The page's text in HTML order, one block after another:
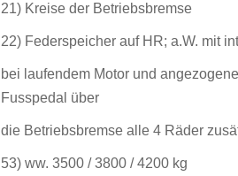
21) Kreise der Betriebsbremse
22) Federspeicher auf HR; a.W. mit
bei laufendem Motor und
Fusspedal über
die Betriebsbremse alle 4 Räder
53) ww. 3500 / 3800 / 4200 kg